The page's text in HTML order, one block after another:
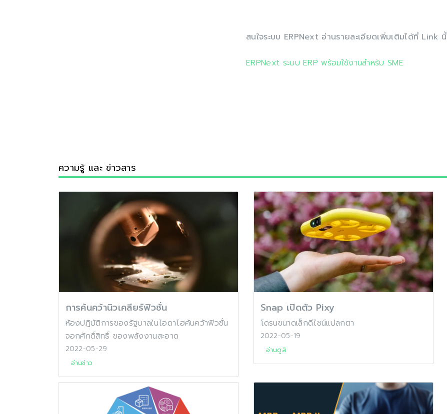
สนใจระบบ ERPNext อ่านรายละเอียดเพิ่มเติมได้ที่ Link นี้
ERPNext ระบบ ERP พร้อมใช้งานสำหรับ SME
ความรู้ และ ข่าวสาร
การค้นคว้านิวเคลียร์ฟิวชั่น
ห้องปฏิบัติการของรัฐบาลในไอดาโฮค้นคว้าฟิวชั่น
จอกศักดิ์สิทธิ์ ของพลังงานสะอาด
2022-05-29
อ่านข่าว
Snap เปิดตัว Pixy
โดรนขนาดเล็กดีไซน์แปลกตา
2022-05-19
อ่านดูสิ